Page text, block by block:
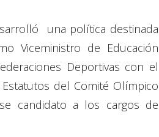
una política destinada
Viceministro de Educación
Deportivas con el
del Comité Olímpico
candidato a los cargos de